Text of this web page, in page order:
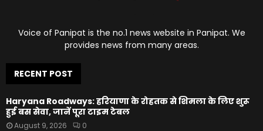
Voice of Panipat is the no.1 news website in Panipat. We
provides news from many areas.
RECENT POST
Haryana Roadways: हरियाणा के रोहतक से शिमला के लिए शुरू
हुई बस सेवा, जानें पूरा टाइम टेबल
August 9, 2026 0